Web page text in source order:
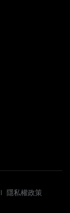
隱私權政策